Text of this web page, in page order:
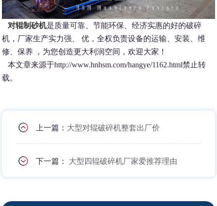
对辊制砂机是质量可靠、节能环保、经济实惠的好的破碎
机，厂家生产实力强、 优，全权负责设备的运输、安装、维
修、保养 ，为您创造更大利润空间，欢迎大家！
本文章来源于http://www.hnhsm.com/hangye/1162.html禁止转
载。
上一篇： 大型对辊破碎机整套出厂价
下一篇： 大型四辊破碎机厂家爱推荐理由